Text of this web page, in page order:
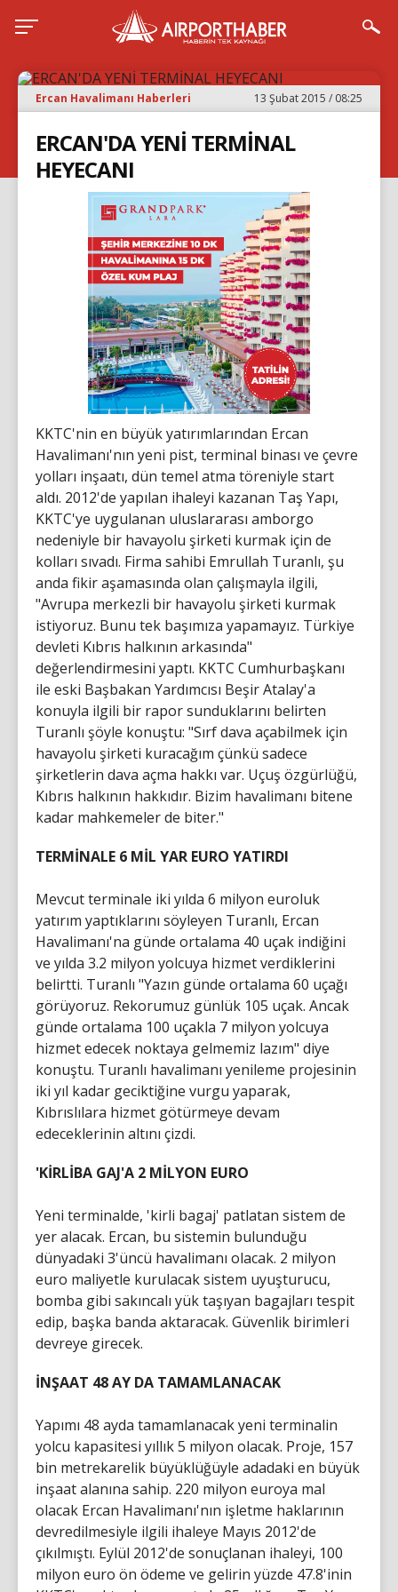
Ercan Havalimanı Haberleri 13 Şubat 2015 / 08:25
ERCAN'DA YENİ TERMİNAL
HEYECANI
KKTC'nin en büyük yatırımlarından Ercan
Havalimanı'nın yeni pist, terminal binası ve çevre
yolları inşaatı, dün temel atma töreniyle start
aldı. 2012'de yapılan ihaleyi kazanan Taş Yapı,
KKTC'ye uygulanan uluslararası amborgo
nedeniyle bir havayolu şirketi kurmak için de
kolları sıvadı. Firma sahibi Emrullah Turanlı, şu
anda fikir aşamasında olan çalışmayla ilgili,
"Avrupa merkezli bir havayolu şirketi kurmak
istiyoruz. Bunu tek başımıza yapamayız. Türkiye
devleti Kıbrıs halkının arkasında"
değerlendirmesini yaptı. KKTC Cumhurbaşkanı
ile eski Başbakan Yardımcısı Beşir Atalay'a
konuyla ilgili bir rapor sunduklarını belirten
Turanlı şöyle konuştu: "Sırf dava açabilmek için
havayolu şirketi kuracağım çünkü sadece
şirketlerin dava açma hakkı var. Uçuş özgürlüğü,
Kıbrıs halkının hakkıdır. Bizim havalimanı bitene
kadar mahkemeler de biter."
TERMİNALE 6 MİL YAR EURO YATIRDI
Mevcut terminale iki yılda 6 milyon euroluk
yatırım yaptıklarını söyleyen Turanlı, Ercan
Havalimanı'na günde ortalama 40 uçak indiğini
ve yılda 3.2 milyon yolcuya hizmet verdiklerini
belirtti. Turanlı "Yazın günde ortalama 60 uçağı
görüyoruz. Rekorumuz günlük 105 uçak. Ancak
günde ortalama 100 uçakla 7 milyon yolcuya
hizmet edecek noktaya gelmemiz lazım" diye
konuştu. Turanlı havalimanı yenileme projesinin
iki yıl kadar geciktiğine vurgu yaparak,
Kıbrıslılara hizmet götürmeye devam
edeceklerinin altını çizdi.
'KİRLİBA GAJ'A 2 MİLYON EURO
Yeni terminalde, 'kirli bagaj' patlatan sistem de
yer alacak. Ercan, bu sistemin bulunduğu
dünyadaki 3'üncü havalimanı olacak. 2 milyon
euro maliyetle kurulacak sistem uyuşturucu,
bomba gibi sakıncalı yük taşıyan bagajları tespit
edip, başka banda aktaracak. Güvenlik birimleri
devreye girecek.
İNŞAAT 48 AY DA TAMAMLANACAK
Yapımı 48 ayda tamamlanacak yeni terminalin
yolcu kapasitesi yıllık 5 milyon olacak. Proje, 157
bin metrekarelik büyüklüğüyle adadaki en büyük
inşaat alanına sahip. 220 milyon euroya mal
olacak Ercan Havalimanı'nın işletme haklarının
devredilmesiyle ilgili ihaleye Mayıs 2012'de
çıkılmıştı. Eylül 2012'de sonuçlanan ihaleyi, 100
milyon euro ön ödeme ve gelirin yüzde 47.8'inin